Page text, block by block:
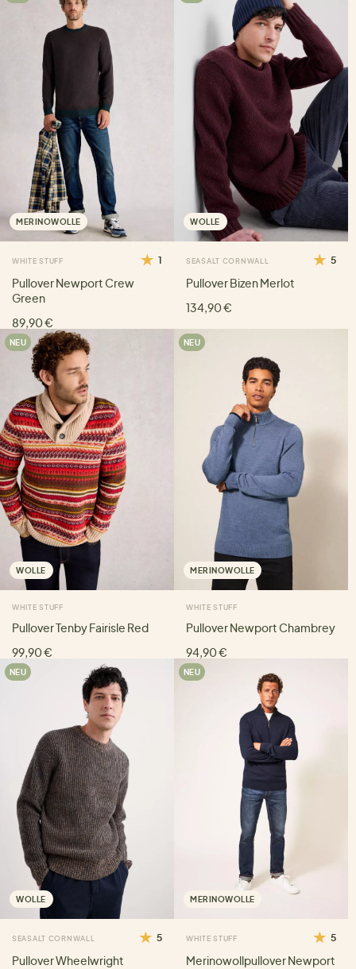
MERINOWOLLE
WHITE STUFF 1
Pullover Newport Crew
Green
89,90 €
WOLLE
SEASALT CORNWALL 5
Pullover Bizen Merlot
134,90 €
NEU
WOLLE
WHITE STUFF
Pullover Tenby Fairisle Red
99,90 €
NEU
MERINOWOLLE
WHITE STUFF
Pullover Newport Chambrey
94,90 €
NEU
WOLLE
SEASALT CORNWALL 5
Pullover Wheelwright
NEU
MERINOWOLLE
WHITE STUFF 5
Merinowollpullover Newport